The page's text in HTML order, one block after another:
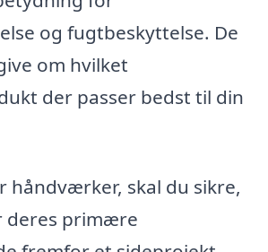
og fugtbeskyttelse. De
om hvilket
der passer bedst til din
håndværker, skal du sikre,
deres primære